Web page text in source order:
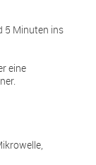
5 Minuten ins
eine